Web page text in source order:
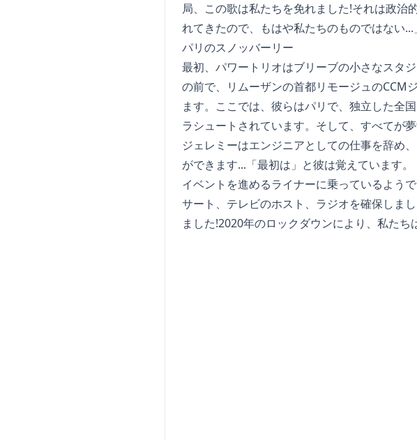
局、この歌は私たちを免れました!それは政治
れてきたので、もはや私たちのものではない...
パリのスノッバーリー
最初、パワートリオはブリーブの小さなスタ
の前で、リムーザンの首都リモージュのCCM
ます。ここでは、彼らはパリで、独立した
ラシュートされています。そして、すべてが夢
ジェレミーはエンジニアとしての仕事を辞め
ができます...「最初は」と彼は覚えています
イベントを進めるライナーに乗っているよう
サート、テレビのホスト、ラジオを確保しま
ました!2020年のロックダウンにより、私たち